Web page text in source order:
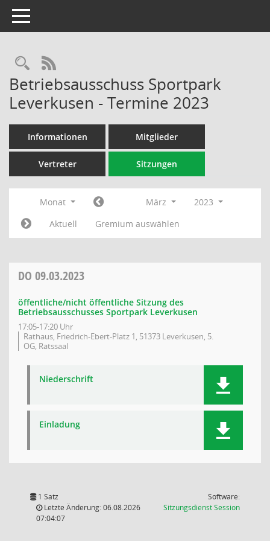
Toggle navigation
Rechercheauswahl
RSS-Feed
Betriebsausschuss Sportpark
Leverkusen - Termine 2023
Informationen Mitglieder
Vertreter Sitzungen
Monat März
2023
Aktuell
Gremium auswählen
DO 09.03.2023
öffentliche/nicht öffentliche Sitzung des
Betriebsausschusses Sportpark Leverkusen
17:05-17:20 Uhr
Rathaus, Friedrich-Ebert-Platz 1, 51373 Leverkusen, 5.
OG, Ratssaal
Niederschrift
Einladung
1 Satz
Letzte Änderung: 06.08.2026
07:04:07
Software:
SitzungsdienstSession(Wird in